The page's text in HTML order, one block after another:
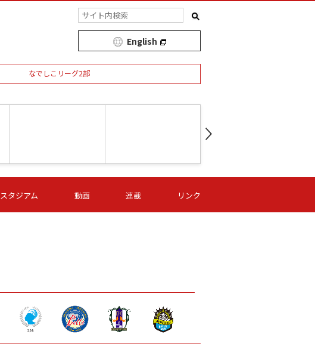
English
なでしこリーグ2部
第16節 09/06 (日) 15:00
-
第16節 09/06 (日) 15:00
- -
スタジアム 動画 連載 リンク